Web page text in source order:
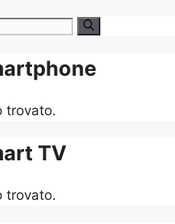
trovato.
TV
trovato.